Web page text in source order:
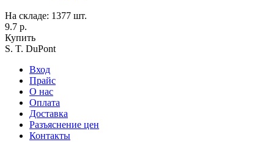
На складе: 1377 шт.
9.7 р.
Купить
S. T. DuPont
Вход
Прайс
О нас
Оплата
Доставка
Разъяснение цен
Контакты